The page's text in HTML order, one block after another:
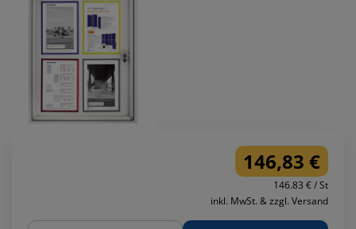
146,83 €
146.83 € / St
inkl. MwSt. & zzgl. Versand